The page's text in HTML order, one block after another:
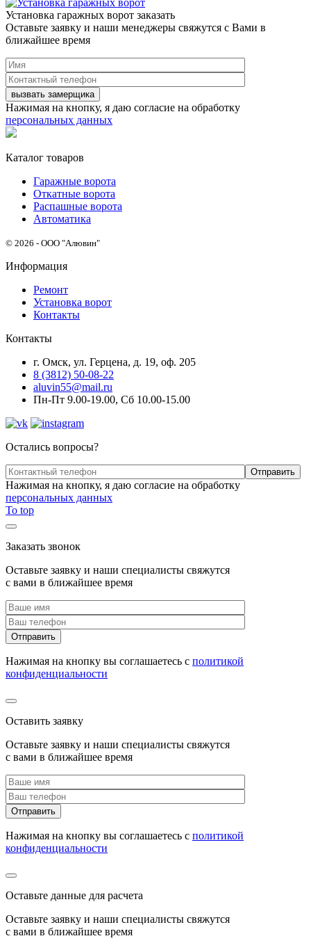
Установка гаражных ворот заказать
Оставьте заявку и наши менеджеры свяжутся с Вами в
ближайшее время
Нажимая на кнопку, я даю согласие на обработку
персональных данных
Каталог товаров
Гаражные ворота
Откатные ворота
Распашные ворота
Автоматика
© 2026 - ООО "Алювин"
Информация
Ремонт
Установка ворот
Контакты
Контакты
г. Омск, ул. Герцена, д. 19, оф. 205
8 (3812) 50-08-22
aluvin55@mail.ru
Пн-Пт 9.00-19.00, Сб 10.00-15.00
Остались вопросы?
Нажимая на кнопку, я даю согласие на обработку
персональных данных
To top
Заказать звонок
Оставьте заявку и наши специалисты свяжутся
с вами в ближайшее время
Нажимая на кнопку вы соглашаетесь с политикой
конфиденциальности
Оставить заявку
Оставьте заявку и наши специалисты свяжутся
с вами в ближайшее время
Нажимая на кнопку вы соглашаетесь с политикой
конфиденциальности
Оставьте данные для расчета
Оставьте заявку и наши специалисты свяжутся
с вами в ближайшее время